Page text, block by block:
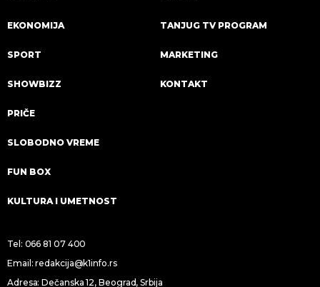
EKONOMIJA
SPORT
SHOWBIZZ
PRIČE
SLOBODNO VREME
FUN BOX
KULTURA I UMETNOST
TANJUG TV PROGRAM
MARKETING
KONTAKT
Tel: 066 81 07 400
Email:redakcija@k1info.rs
Adresa: Dečanska 12, Beograd, Srbija